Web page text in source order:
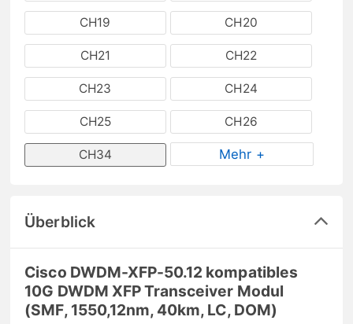
CH19 CH20
CH21 CH22
CH23 CH24
CH25 CH26
CH34 Mehr +
Überblick
Cisco DWDM-XFP-50.12 kompatibles
10G DWDM XFP Transceiver Modul
(SMF, 1550,12nm, 40km, LC, DOM)